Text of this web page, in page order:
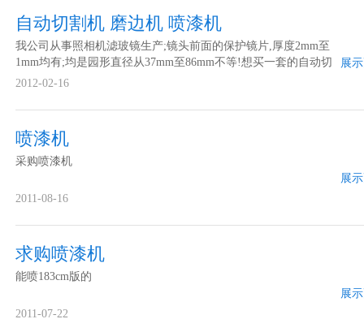
自动切割机 磨边机 喷漆机
我公司从事照相机滤玻镜生产;镜头前面的保护镜片,厚度2mm至
1mm均有;均是园形直径从37mm至86mm不等!想买一套的自动切
割机 磨边机 喷漆机的深加工设备。欢迎来电洽谈！
展
2012-02-16
喷漆机
采购喷漆机
展
2011-08-16
求购喷漆机
能喷183cm版的
展
2011-07-22